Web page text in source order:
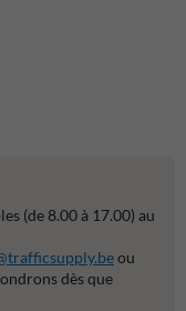
(de 8.00 à 17.00) au
ou
dès que